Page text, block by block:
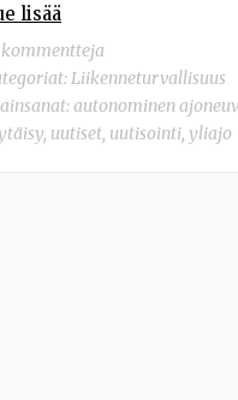
lisää
Liikenneturvallisuus
autonominen
, uutiset, uutisointi, yliajo